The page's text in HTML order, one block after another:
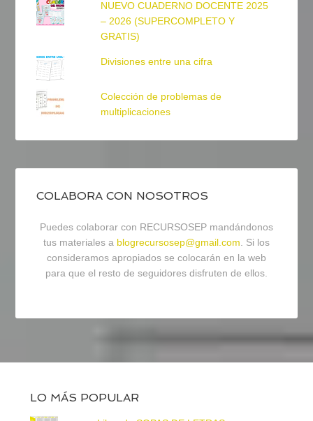
NUEVO CUADERNO DOCENTE 2025
– 2026 (SUPERCOMPLETO Y
GRATIS)
Divisiones entre una cifra
Colección de problemas de
multiplicaciones
COLABORA CON NOSOTROS
Puedes colaborar con RECURSOSEP mandándonos
tus materiales a blogrecursosep@gmail.com. Si los
consideramos apropiados se colocarán en la web
para que el resto de seguidores disfruten de ellos.
LO MÁS POPULAR